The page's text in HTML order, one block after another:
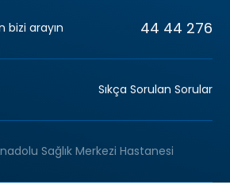
bizi arayın 44 44 276
Sıkça Sorulan Sorular
Sağlık Merkezi Hastanesi